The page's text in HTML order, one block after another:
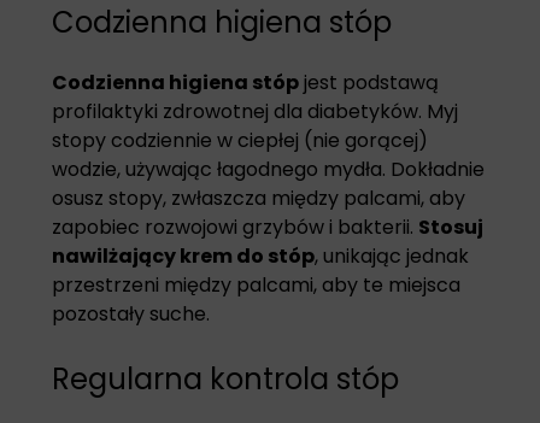
Codzienna higiena stóp
Codzienna higiena stópjest podstawą
profilaktyki zdrowotnej dla diabetyków. Myj
stopy codziennie w ciepłej (nie gorącej)
wodzie, używając łagodnego mydła. Dokładnie
osusz stopy, zwłaszcza między palcami, aby
zapobiec rozwojowi grzybów i bakterii. Stosuj
nawilżający krem do stóp, unikając jednak
przestrzeni między palcami, aby te miejsca
pozostały suche.
Regularna kontrola stóp